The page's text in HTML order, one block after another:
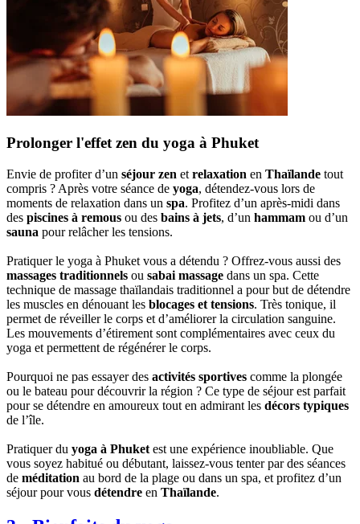
Prolonger l'effet zen du yoga à Phuket
Envie de profiter d’un séjour zen et relaxation en Thaïlande tout
compris ? Après votre séance de yoga, détendez-vous lors de
moments de relaxation dans un spa. Profitez d’un après-midi dans
des piscines à remous ou des bains à jets, d’un hammam ou d’un
sauna pour relâcher les tensions.
Pratiquer le yoga à Phuket vous a détendu ? Offrez-vous aussi des
massages traditionnels ou sabai massage dans un spa. Cette
technique de massage thaïlandais traditionnel a pour but de détendre
les muscles en dénouant les blocages et tensions. Très tonique, il
permet de réveiller le corps et d’améliorer la circulation sanguine.
Les mouvements d’étirement sont complémentaires avec ceux du
yoga et permettent de régénérer le corps.
Pourquoi ne pas essayer des activités sportives comme la plongée
ou le bateau pour découvrir la région ? Ce type de séjour est parfait
pour se détendre en amoureux tout en admirant les décors typiques
de l’île.
Pratiquer du yoga à Phuket est une expérience inoubliable. Que
vous soyez habitué ou débutant, laissez-vous tenter par des séances
de méditation au bord de la plage ou dans un spa, et profitez d’un
séjour pour vous détendre en Thaïlande.